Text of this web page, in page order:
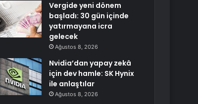
Vergide yeni dönem
başladı: 30 gün içinde
yatırmayana icra
gelecek
Ağustos 8, 2026
Nvidia’dan yapay zekâ
için dev hamle: SK Hynix
ile anlaştılar
Ağustos 8, 2026